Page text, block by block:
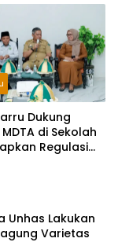
Dukung
di Sekolah
Regulasi
Unhas Lakukan
Varietas